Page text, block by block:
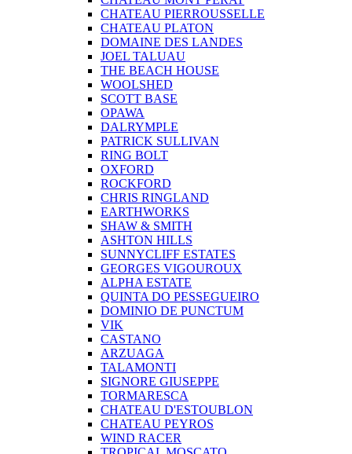
CHATEAU PIERROUSSELLE
CHATEAU PLATON
DOMAINE DES LANDES
JOEL TALUAU
THE BEACH HOUSE
WOOLSHED
SCOTT BASE
OPAWA
DALRYMPLE
PATRICK SULLIVAN
RING BOLT
OXFORD
ROCKFORD
CHRIS RINGLAND
EARTHWORKS
SHAW & SMITH
ASHTON HILLS
SUNNYCLIFF ESTATES
GEORGES VIGOUROUX
ALPHA ESTATE
QUINTA DO PESSEGUEIRO
DOMINIO DE PUNCTUM
VIK
CASTANO
ARZUAGA
TALAMONTI
SIGNORE GIUSEPPE
TORMARESCA
CHATEAU D'ESTOUBLON
CHATEAU PEYROS
WIND RACER